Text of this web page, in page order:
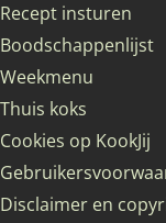
Recept insturen
Boodschappenlijst
Weekmenu
Thuis koks
Cookies op KookJij
Disclaimer en